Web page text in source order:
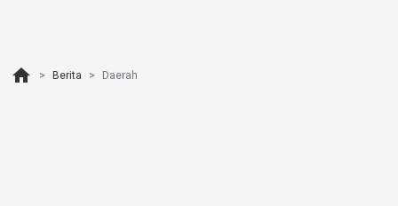
home Berita Daerah